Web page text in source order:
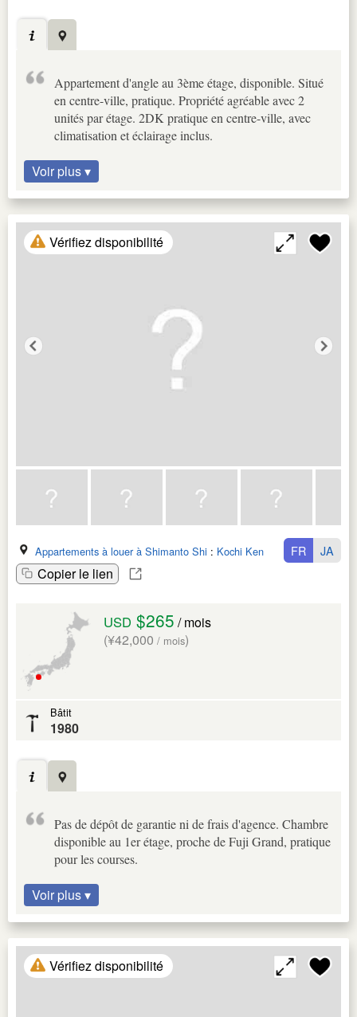
Appartement d'angle au 3ème étage, disponible. Situé
en centre-ville, pratique. Propriété agréable avec 2
unités par étage. 2DK pratique en centre-ville, avec
climatisation et éclairage inclus.
Voir plus ▾
Vérifiez disponibilité
Appartements à louer à Shimanto Shi : Kochi Ken
Copier le lien
FR JA
USD $265 / mois
(¥42,000 / mois)
Bâtit
1980
Pas de dépôt de garantie ni de frais d'agence. Chambre
disponible au 1er étage, proche de Fuji Grand, pratique
pour les courses.
Voir plus ▾
Vérifiez disponibilité